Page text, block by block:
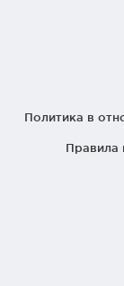
Политика в
Правила